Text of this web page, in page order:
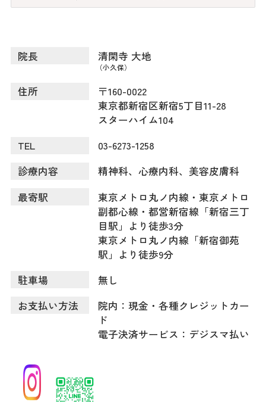
院長 清閑寺
（小久保）
大地
住所
〒160-0022
東京都新宿区新宿5丁目11-28
スターハイム104
TEL
03-6273-1258
診療内容
精神科、心療内科、美容皮膚科
最寄駅
東京メトロ丸ノ内線・東京メトロ
副都心線・都営新宿線「新宿三丁
目駅」より徒歩3分
東京メトロ丸ノ内線「新宿御苑
駅」より徒歩9分
駐車場
無し
お支払い方法
院内：現金・各種クレジットカー
ド
電子決済サービス：デジスマ払い